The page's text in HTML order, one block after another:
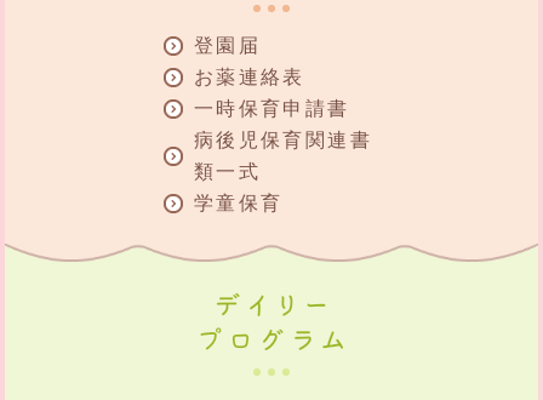
登園届
お薬連絡表
一時保育申請書
病後児保育関連書
類一式
学童保育